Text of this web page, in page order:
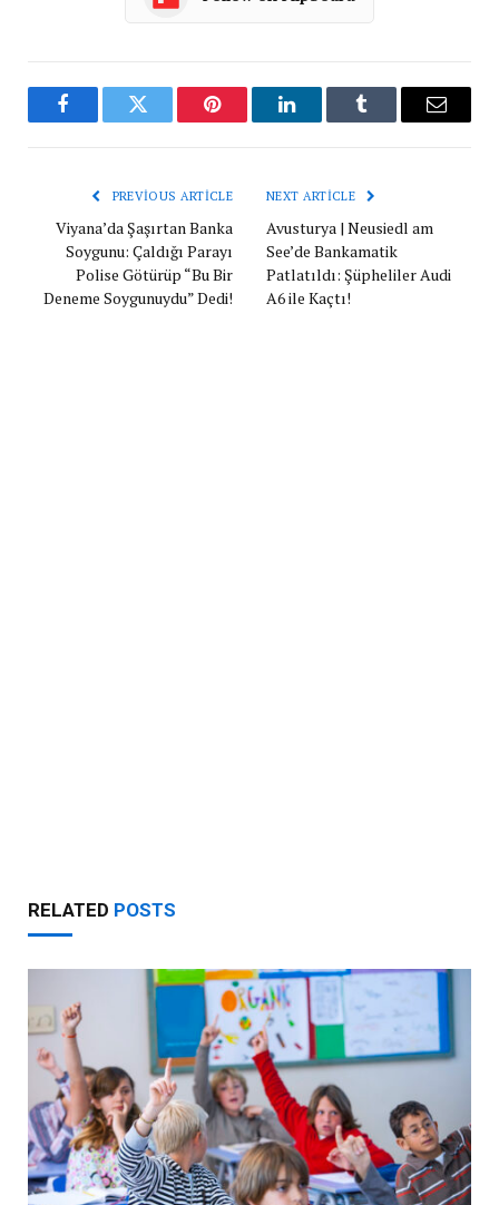
FacebookTwitter Pinterest LinkedInTumblr Email
PREVIOUS ARTICLE
Viyana’da Şaşırtan Banka
Soygunu: Çaldığı Parayı
Polise Götürüp “Bu Bir
Deneme Soygunuydu” Dedi!
NEXT ARTICLE
Avusturya | Neusiedl am
See’de Bankamatik
Patlatıldı: Şüpheliler Audi
A6 ile Kaçtı!
RELATED POSTS